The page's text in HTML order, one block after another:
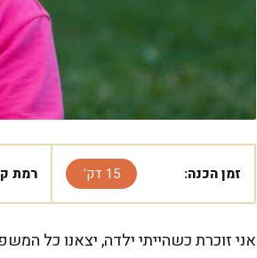
זמן הכנה: 15 דק' רמת
אני זוכרת כשהייתי ילדה, יצאנו כל